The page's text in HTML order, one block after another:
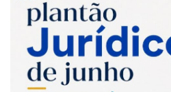
ASSOCIE-SE
COLUNA SOCIAL